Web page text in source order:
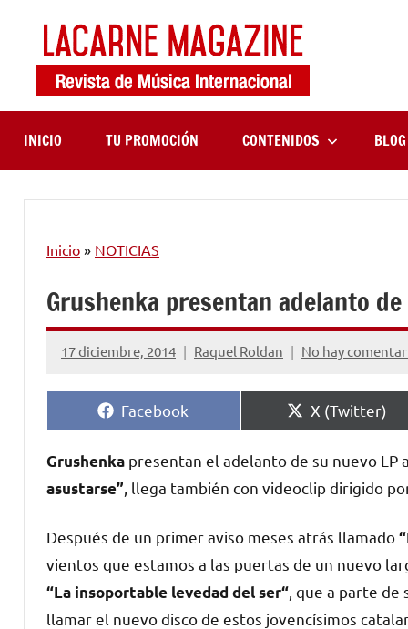
contenido
música
internacional
INICIO TU PROMOCIÓN CONTENIDOS BLOG
Inicio » NOTICIAS
Grushenka presentan adelanto
17 diciembre, 2014 Raquel Roldan No hay
Compartir
en
Facebook
Compartir
en
X (Twitter)
Grushenka presentan el adelanto de su nuevo LP
asustarse” , llega también con videoclip dirigido
Después de un primer aviso meses atrás llamado
vientos que ​estamos a las puertas de un nuevo
“La insoportable levedad del ser“ ,​ que a parte
llamar el nuevo disco de ​estos jovencísimos